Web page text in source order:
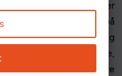
af disse kilder hjælper
og partnerskaber på
henvisningstrafik og
er afgørende,
ofte fører til flere